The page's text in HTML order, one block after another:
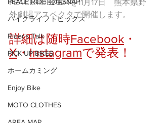
バイクライフトピックス
Rider's Talk
PICK UP BIKES
ホームカミング
Enjoy Bike
MOTO CLOTHES
PEACERIDE2024を11月17日　熊本県野
外劇場アスペクタで開催します。
詳細は随時Facebook ・
X・Instagramで発表！